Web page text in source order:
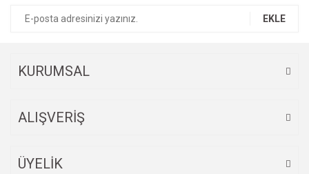
EKLE
KURUMSAL
ALIŞVERİŞ
ÜYELİK